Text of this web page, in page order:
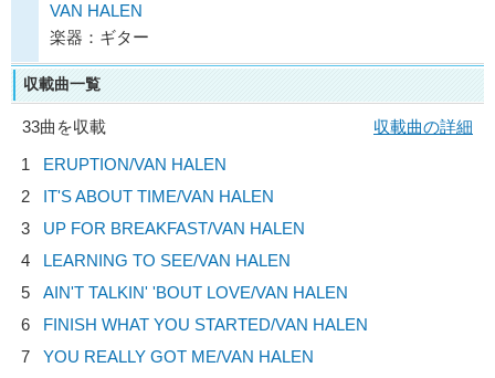
VAN HALEN
楽器：ギター
収載曲一覧
33曲を収載
収載曲の詳細
1
ERUPTION/VAN HALEN
2
IT'S ABOUT TIME/VAN HALEN
3
UP FOR BREAKFAST/VAN HALEN
4
LEARNING TO SEE/VAN HALEN
5
AIN'T TALKIN' 'BOUT LOVE/VAN HALEN
6
FINISH WHAT YOU STARTED/VAN HALEN
7
YOU REALLY GOT ME/VAN HALEN